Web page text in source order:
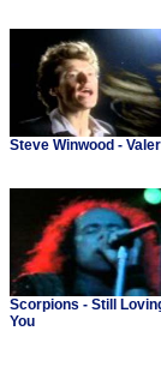
Steve Winwood -
Scorpions - Still
You